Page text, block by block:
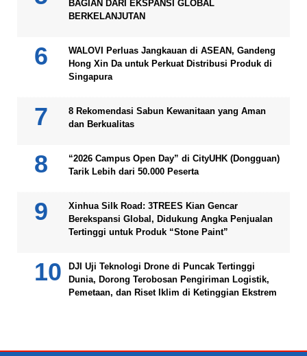
BAGIAN DARI EKSPANSI GLOBAL
BERKELANJUTAN
WALOVI Perluas Jangkauan di ASEAN, Gandeng
Hong Xin Da untuk Perkuat Distribusi Produk di
Singapura
8 Rekomendasi Sabun Kewanitaan yang Aman
dan Berkualitas
“2026 Campus Open Day” di CityUHK (Dongguan)
Tarik Lebih dari 50.000 Peserta
Xinhua Silk Road: 3TREES Kian Gencar
Berekspansi Global, Didukung Angka Penjualan
Tertinggi untuk Produk “Stone Paint”
DJI Uji Teknologi Drone di Puncak Tertinggi
Dunia, Dorong Terobosan Pengiriman Logistik,
Pemetaan, dan Riset Iklim di Ketinggian Ekstrem